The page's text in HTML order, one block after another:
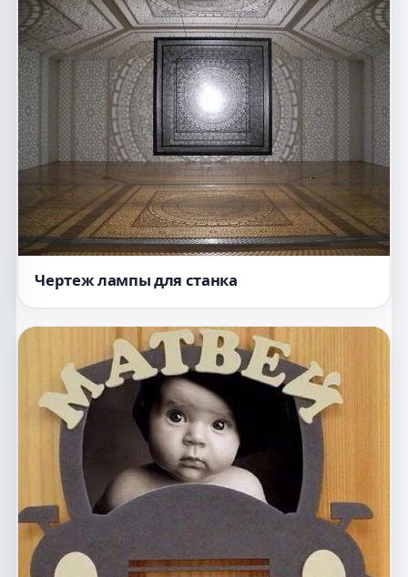
Чертеж лампы для станка